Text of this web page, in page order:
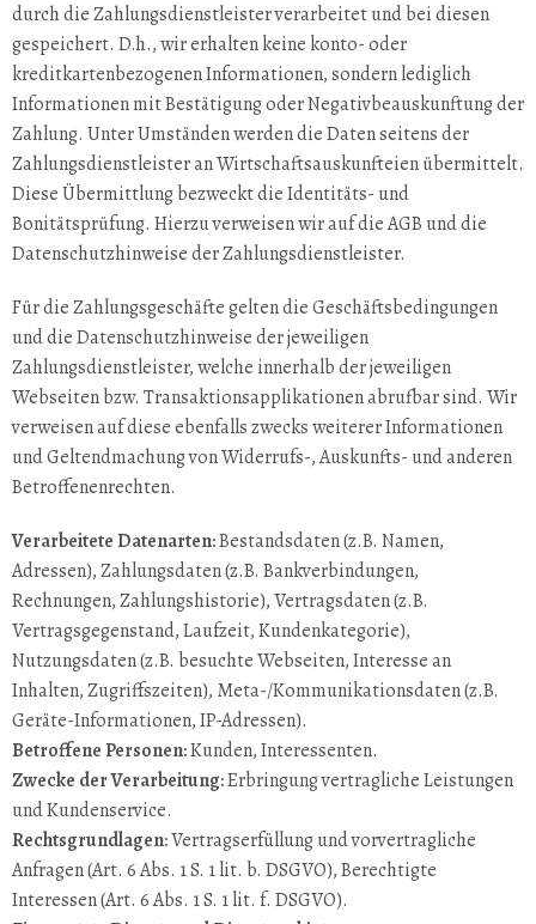
durch die Zahlungsdienstleister verarbeitet und bei diesen
gespeichert. D.h., wir erhalten keine konto- oder
kreditkartenbezogenen Informationen, sondern lediglich
Informationen mit Bestätigung oder Negativbeauskunftung der
Zahlung. Unter Umständen werden die Daten seitens der
Zahlungsdienstleister an Wirtschaftsauskunfteien übermittelt.
Diese Übermittlung bezweckt die Identitäts- und
Bonitätsprüfung. Hierzu verweisen wir auf die AGB und die
Datenschutzhinweise der Zahlungsdienstleister.
Für die Zahlungsgeschäfte gelten die Geschäftsbedingungen
und die Datenschutzhinweise der jeweiligen
Zahlungsdienstleister, welche innerhalb der jeweiligen
Webseiten bzw. Transaktionsapplikationen abrufbar sind. Wir
verweisen auf diese ebenfalls zwecks weiterer Informationen
und Geltendmachung von Widerrufs-, Auskunfts- und anderen
Betroffenenrechten.
Verarbeitete Datenarten:Bestandsdaten (z.B. Namen,
Adressen), Zahlungsdaten (z.B. Bankverbindungen,
Rechnungen, Zahlungshistorie), Vertragsdaten (z.B.
Vertragsgegenstand, Laufzeit, Kundenkategorie),
Nutzungsdaten (z.B. besuchte Webseiten, Interesse an
Inhalten, Zugriffszeiten), Meta-/Kommunikationsdaten (z.B.
Geräte-Informationen, IP-Adressen).
Betroffene Personen:Kunden, Interessenten.
Zwecke der Verarbeitung:Erbringung vertragliche Leistungen
und Kundenservice.
Rechtsgrundlagen:Vertragserfüllung und vorvertragliche
Anfragen (Art. 6 Abs. 1 S. 1 lit. b. DSGVO), Berechtigte
Interessen (Art. 6 Abs. 1 S. 1 lit. f. DSGVO).